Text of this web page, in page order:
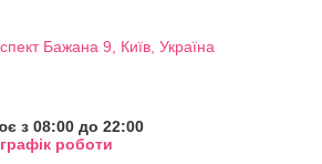
Бажана 9, Київ, Україна
з 08:00 до 22:00
роботи